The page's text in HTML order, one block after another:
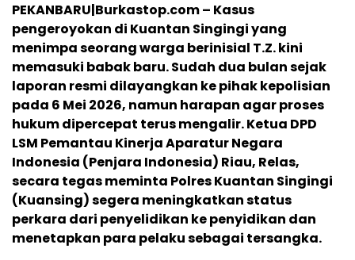
PEKANBARU|Burkastop.com – Kasus
pengeroyokan di Kuantan Singingi yang
menimpa seorang warga berinisial T.Z. kini
memasuki babak baru. Sudah dua bulan sejak
laporan resmi dilayangkan ke pihak kepolisian
pada 6 Mei 2026, namun harapan agar proses
hukum dipercepat terus mengalir. Ketua DPD
LSM Pemantau Kinerja Aparatur Negara
Indonesia (Penjara Indonesia) Riau, Relas,
secara tegas meminta Polres Kuantan Singingi
(Kuansing) segera meningkatkan status
perkara dari penyelidikan ke penyidikan dan
menetapkan para pelaku sebagai tersangka.